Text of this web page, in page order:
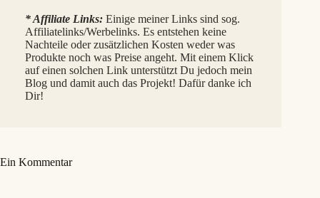
* Affiliate Links: Einige meiner Links sind sog.
Affiliatelinks/Werbelinks. Es entstehen keine
Nachteile oder zusätzlichen Kosten weder was
Produkte noch was Preise angeht. Mit einem Klick
auf einen solchen Link unterstützt Du jedoch mein
Blog und damit auch das Projekt! Dafür danke ich
Dir!
Ein Kommentar